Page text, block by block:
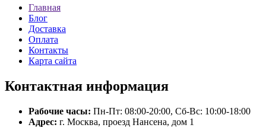
Главная
Блог
Доставка
Оплата
Контакты
Карта сайта
Контактная информация
Рабочие часы: Пн-Пт: 08:00-20:00, Сб-Вс: 10:00-18:00
Адрес: г. Москва, проезд Нансена, дом 1